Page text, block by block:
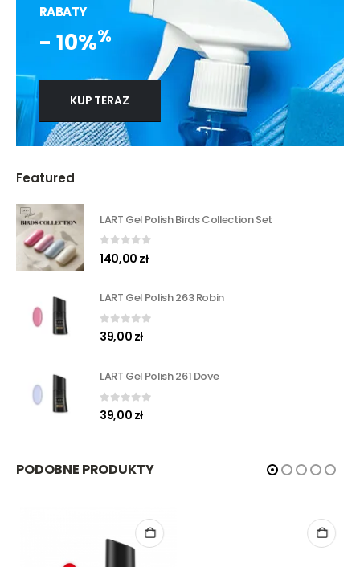
RABATY
- 10%%
KUP TERAZ
Featured
LART Gel Polish Birds Collection Set
0 out of 5
140,00 zł
LART Gel Polish 263 Robin
0out of 5
39,00 zł
LART Gel Polish 261 Dove
0out of 5
39,00 zł
PODOBNE PRODUKTY